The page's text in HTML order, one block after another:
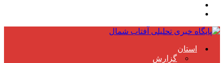
استان
گزارش